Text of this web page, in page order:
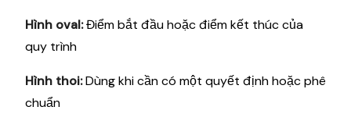
Hình oval:Điểm bắt đầu hoặc điểm kết thúc của
quy trình
Hình thoi:Dùng khi cần có một quyết định hoặc phê
chuẩn